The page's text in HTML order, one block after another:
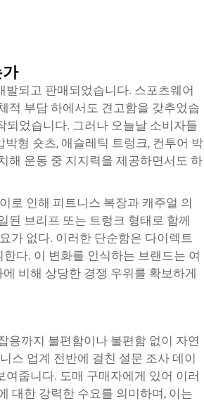
되고 판매되었습니다. 스포츠웨어
적 부담 하에서도 견고함을 갖추었습
되었습니다. 그러나 오늘날 소비자들
형 숏츠, 애슬레틱 트렁크, 컨투어 박
해 운동 중 지지력을 제공하면서도 하
로 인해 피트니스 복장과 캐주얼 의
된 브리프 또는 트렁크 형태로 함께
가 없다. 이러한 단순함은 다이렉트
다. 이 변화를 인식하는 브랜드는 여
비해 상당한 경쟁 우위를 확보하게
용까지 불편함이나 불편함 없이 자연
스 업계 전반에 걸친 설문 조사 데이
줍니다. 도매 구매자에게 있어 이러
대한 강력한 수요를 의미하며, 이는